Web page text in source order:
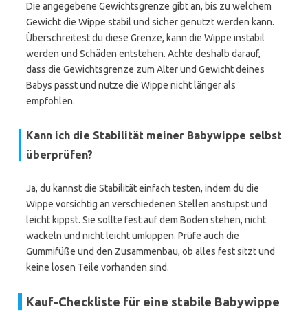
Die angegebene Gewichtsgrenze gibt an, bis zu welchem
Gewicht die Wippe stabil und sicher genutzt werden kann.
Überschreitest du diese Grenze, kann die Wippe instabil
werden und Schäden entstehen. Achte deshalb darauf,
dass die Gewichtsgrenze zum Alter und Gewicht deines
Babys passt und nutze die Wippe nicht länger als
empfohlen.
Kann ich die Stabilität meiner Babywippe selbst
überprüfen?
Ja, du kannst die Stabilität einfach testen, indem du die
Wippe vorsichtig an verschiedenen Stellen anstupst und
leicht kippst. Sie sollte fest auf dem Boden stehen, nicht
wackeln und nicht leicht umkippen. Prüfe auch die
Gummifüße und den Zusammenbau, ob alles fest sitzt und
keine losen Teile vorhanden sind.
Kauf-Checkliste für eine stabile Babywippe